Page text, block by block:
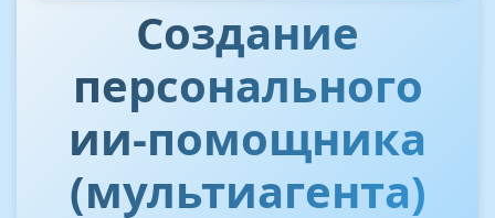
Создание
персонального
ии-помощника
(мультиагента)